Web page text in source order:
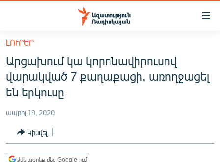
Մատչելիության
հիմնական
բովանդակությանը
Անցնել
հիմնական
մենյուին
ՀԱՅԱՍՏԱՆ
ՔԱՂԱՔԱԿԱՆ
ՀԱՍԱՐԱԿՈՒԹՅՈՒՆ
ՏՆՏԵՍՈՒԹՅՈՒՆ
ԼՈՒՐԵՐ
Արցախում կա կորոնավիրուսով
վարակված 7 քաղաքացի, առողջացել
են երկուսը
ապրիլ 19, 2020
Կիսվել
Ավելացրեք մեզ Google-ում